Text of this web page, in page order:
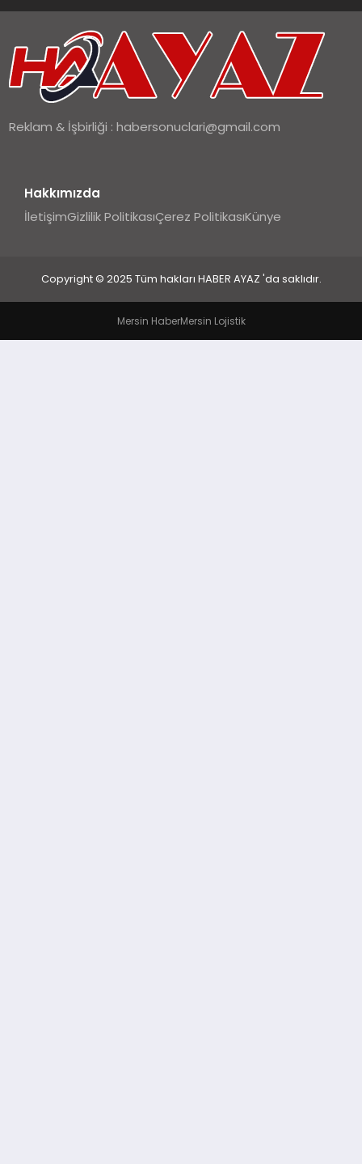
Reklam & İşbirliği :habersonuclari@gmail.com
Hakkımızda
İletişimGizlilik PolitikasıÇerez PolitikasıKünye
Copyright © 2025 Tüm hakları HABER AYAZ 'da saklıdır.
Mersin HaberMersin Lojistik